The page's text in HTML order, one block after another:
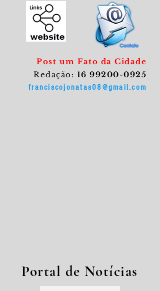
Post um Fato da Cidade
Redação: 16 99200-0925
franciscojonatas08@gmail.com
Portal de Notícias